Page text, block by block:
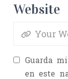
Website
Guarda
en este